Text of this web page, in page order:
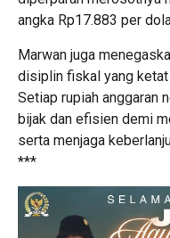
angka Rp17.883 per
Marwan juga
disiplin fiskal yang
Setiap rupiah anggaran
bijak dan efisien demi
serta menjaga
***